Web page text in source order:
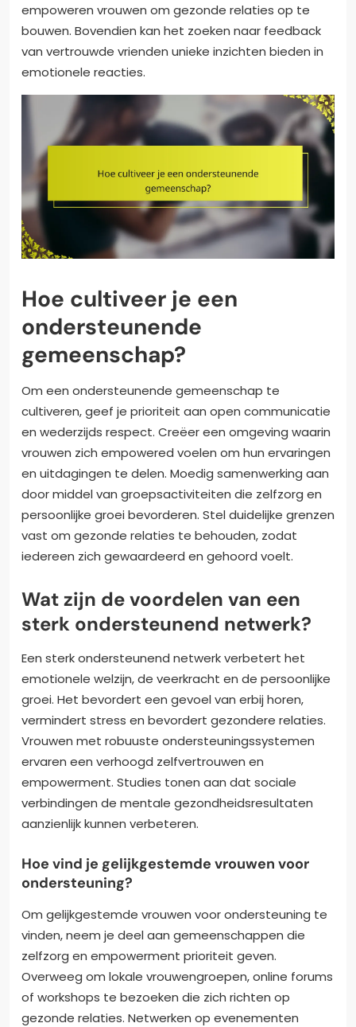
empoweren vrouwen om gezonde relaties op te
bouwen. Bovendien kan het zoeken naar feedback
van vertrouwde vrienden unieke inzichten bieden in
emotionele reacties.
Hoe cultiveer je een
ondersteunende
gemeenschap?
Om een ondersteunende gemeenschap te
cultiveren, geef je prioriteit aan open communicatie
en wederzijds respect. Creëer een omgeving waarin
vrouwen zich empowered voelen om hun ervaringen
en uitdagingen te delen. Moedig samenwerking aan
door middel van groepsactiviteiten die zelfzorg en
persoonlijke groei bevorderen. Stel duidelijke grenzen
vast om gezonde relaties te behouden, zodat
iedereen zich gewaardeerd en gehoord voelt.
Wat zijn de voordelen van een
sterk ondersteunend netwerk?
Een sterk ondersteunend netwerk verbetert het
emotionele welzijn, de veerkracht en de persoonlijke
groei. Het bevordert een gevoel van erbij horen,
vermindert stress en bevordert gezondere relaties.
Vrouwen met robuuste ondersteuningssystemen
ervaren een verhoogd zelfvertrouwen en
empowerment. Studies tonen aan dat sociale
verbindingen de mentale gezondheidsresultaten
aanzienlijk kunnen verbeteren.
Hoe vind je gelijkgestemde vrouwen voor
ondersteuning?
Om gelijkgestemde vrouwen voor ondersteuning te
vinden, neem je deel aan gemeenschappen die
zelfzorg en empowerment prioriteit geven.
Overweeg om lokale vrouwengroepen, online forums
of workshops te bezoeken die zich richten op
gezonde relaties. Netwerken op evenementen